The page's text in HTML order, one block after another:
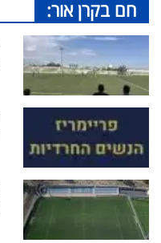
חם בקרן אור: